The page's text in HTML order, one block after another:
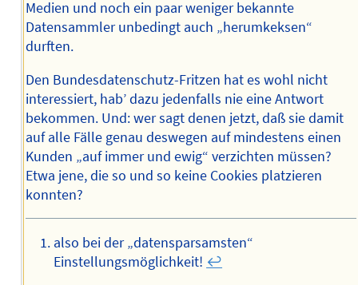
Medien und noch ein paar weniger bekannte
Datensammler unbedingt auch „herumkeksen“
durften.
Den Bundesdatenschutz-Fritzen hat es wohl nicht
interessiert, hab’ dazu jedenfalls nie eine Antwort
bekommen. Und: wer sagt denen jetzt, daß sie damit
auf alle Fälle genau deswegen auf mindestens einen
Kunden „auf immer und ewig“ verzichten müssen?
Etwa jene, die so und so keine Cookies platzieren
konnten?
also bei der „datensparsamsten“
Einstellungsmöglichkeit! ↩︎